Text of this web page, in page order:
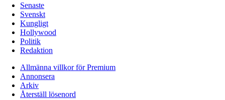
Senaste
Svenskt
Kungligt
Hollywood
Politik
Redaktion
Allmänna villkor för Premium
Annonsera
Arkiv
Återställ lösenord